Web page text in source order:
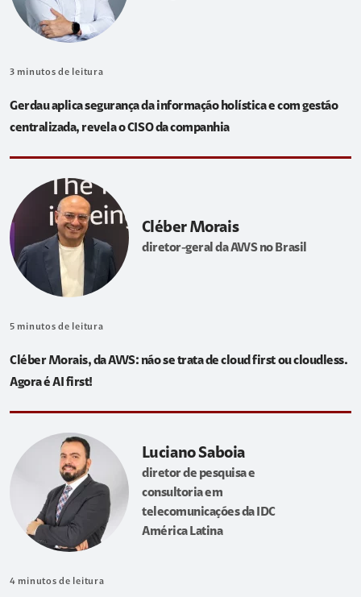
3 minutos de leitura
Gerdau aplica segurança da informação holística e com gestão
centralizada, revela o CISO da companhia
Cléber Morais
diretor-geral da AWS no Brasil
5 minutos de leitura
Cléber Morais, da AWS: não se trata de cloud first ou cloudless.
Agora é AI first!
Luciano Saboia
diretor de pesquisa e
consultoria em
telecomunicações da IDC
América Latina
4 minutos de leitura